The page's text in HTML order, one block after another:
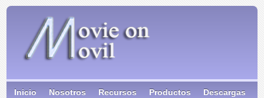
Inicio Nosotros Recursos Productos Descargas